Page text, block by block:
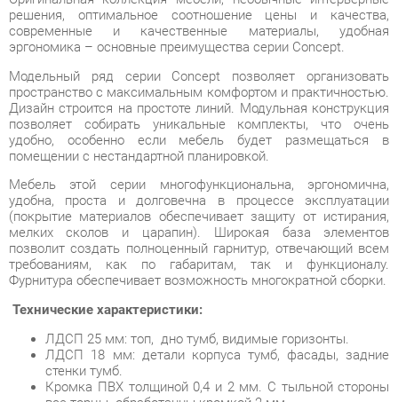
Модельный ряд серии Concept позволяет организовать
пространство с максимальным комфортом и практичностью.
Дизайн строится на простоте линий. Модульная конструкция
позволяет собирать уникальные комплекты, что очень
удобно, особенно если мебель будет размещаться в
помещении с нестандартной планировкой.
Мебель этой серии многофункциональна, эргономична,
удобна, проста и долговечна в процессе эксплуатации
(покрытие материалов обеспечивает защиту от истирания,
мелких сколов и царапин). Широкая база элементов
позволит создать полноценный гарнитур, отвечающий всем
требованиям, как по габаритам, так и функционалу.
Фурнитура обеспечивает возможность многократной сборки.
Технические характеристики:
ЛДСП 25 мм: топ, дно тумб, видимые горизонты.
ЛДСП 18 мм: детали корпуса тумб, фасады, задние
стенки тумб.
Кромка ПВХ толщиной 0,4 и 2 мм. С тыльной стороны
Опоры: труба 50х25.
Направляющие ящиков: шариковые, полного
выдвижения без доводчиков, L=350 мм.
Колеса мобильных тумб: усиленные, прорезиненые